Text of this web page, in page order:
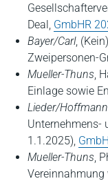
Deal, GmbHR
Bayer/Carl,
Zweipersonen-
Mueller-Thuns,
Einlage sowie
Lieder/Hoffmann
Unternehmens-
1.1.2025),
Mueller-Thuns,
Vereinnahmung